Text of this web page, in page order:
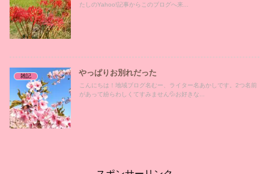
たしのYahoo!記事からこのブログへ来...
雑記 やっぱりお別れだった
こんにちは！地域ブログ名むー、ライター名あかしです。2つ名前
があって紛らわしくてすみません💦お好きな...